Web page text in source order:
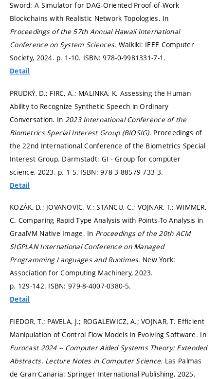
Sword: A Simulator for DAG-Oriented Proof-of-Work
Blockchains with Realistic Network Topologies. In
Proceedings of the 57th Annual Hawaii International
Conference on System Sciences. Waikiki: IEEE Computer
Society, 2024. p. 1-10. ISBN: 978-0-9981331-7-1.
Detail
PRUDKÝ, D.; FIRC, A.; MALINKA, K. Assessing the Human
Ability to Recognize Synthetic Speech in Ordinary
Conversation. In 2023 International Conference of the
Biometrics Special Interest Group (BIOSIG). Proceedings of
the 22nd International Conference of the Biometrics Special
Interest Group. Darmstadt: GI - Group for computer
science, 2023. p. 1-5. ISBN: 978-3-88579-733-3.
Detail
KOZÁK, D.; JOVANOVIC, V.; STANCU, C.; VOJNAR, T.; WIMMER,
C. Comparing Rapid Type Analysis with Points-To Analysis in
GraalVM Native Image. In Proceedings of the 20th ACM
SIGPLAN International Conference on Managed
Programming Languages and Runtimes. New York:
Association for Computing Machinery, 2023.
p. 129-142. ISBN: 979-8-4007-0380-5.
Detail
FIEDOR, T.; PAVELA, J.; ROGALEWICZ, A.; VOJNAR, T. Efficient
Manipulation of Control Flow Models in Evolving Software. In
Eurocast 2024 -- Computer Aided Systems Theory: Extended
Abstracts. Lecture Notes in Computer Science. Las Palmas
de Gran Canaria: Springer International Publishing, 2025.